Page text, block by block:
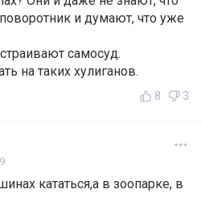
и думают, что уже
самосуд.
на таких хулиганов.
8 3
кататься,а в зоопарке, в